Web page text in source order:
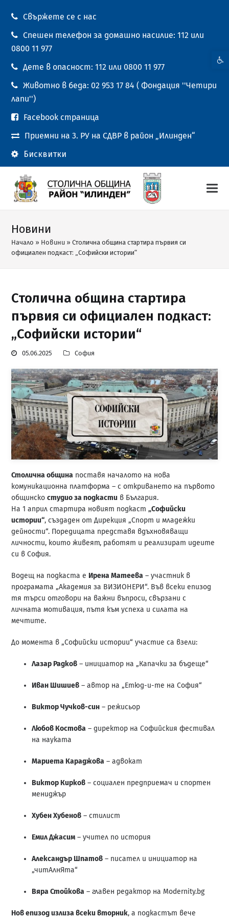
Свържете се с нас
Спешен телефон за домашно насилие: 112 или
0800 11 977
Дете в опасност: 112 или 0800 11 977
Животно в беда: 02 953 17 84 ( Фондация ''Четири
лапи'')
Facebook страница
Приемни на 3. РУ на СДВР в район „Илинден“
Бисквитки
Новини
Начало » Новини »Столична община стартира първия си
официален подкаст: „Софийски истории“
Столична община стартира
първия си официален подкаст:
„Софийски истории“
05.06.2025 София
Столична община поставя началото на нова
комуникационна платформа – с откриването на първото
общинскостудио за подкасти в България.
На 1 април стартира новият подкаст„Софийски
истории“, създаден от Дирекция „Спорт и младежки
дейности“. Поредицата представя вдъхновяващи
личности, които живеят, работят и реализират идеите
си в София.
Водещ на подкаста е Ирена Матеева – участник в
програмата „Академия за ВИЗИОНЕРИ“. Във всеки епизод
тя търси отговори на важни въпроси, свързани с
личната мотивация, пътя към успеха и силата на
мечтите.
До момента в „Софийски истории“ участие са взели:
Лазар Радков – инициатор на „Капачки за бъдеще“
Иван Шишиев – автор на „Етюд-и-те на София“
Виктор Чучков-син – режисьор
Любов Костова – директор на Софийския фестивал
на науката
Мариета Караджова – адвокат
Виктор Кирков – социален предприемач и спортен
мениджър
Хубен Хубенов – стилист
Емил Джасим – учител по история
Александър Шпатов – писател и инициатор на
„читАлнЯта“
Вяра Стойкова – главен редактор на Modernity.bg
Нов епизод излиза всеки вторник, а подкастът вече